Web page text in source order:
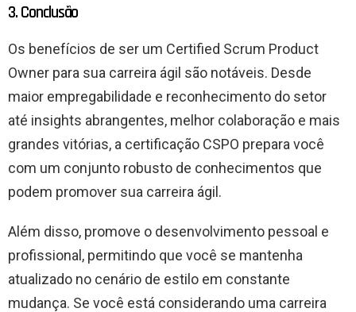
3. Conclusão
Os benefícios de ser um Certified Scrum Product
Owner para sua carreira ágil são notáveis. Desde
maior empregabilidade e reconhecimento do setor
até insights abrangentes, melhor colaboração e mais
grandes vitórias, a certificação CSPO prepara você
com um conjunto robusto de conhecimentos que
podem promover sua carreira ágil.
Além disso, promove o desenvolvimento pessoal e
profissional, permitindo que você se mantenha
atualizado no cenário de estilo em constante
mudança. Se você está considerando uma carreira